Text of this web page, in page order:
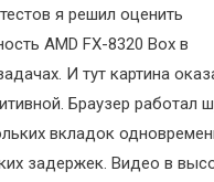
я решил оценить
AMD FX-8320 Box в
И тут картина
Браузер работал
вкладок
задержек. Видео в